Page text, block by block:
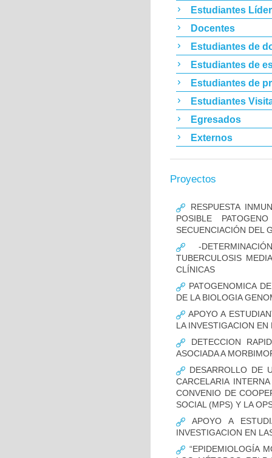
Estudiantes
Docentes
Estudiantes de
Estudiantes de
Estudiantes de
Estudiantes
Egresados
Externos
Proyectos
RESPUESTA
POSIBLE
SECUENCIACIÓN DEL
-
TUBERCULOSIS
CLÍNICAS
PATOGENOMICA
DE LA BIOLOGIA
APOYO A
LA INVESTIGACION EN
DETECCION
ASOCIADA A
DESARROLLO DE
CARCELARIA
CONVENIO DE
SOCIAL (MPS) Y LA
APOYO A
INVESTIGACION EN
“EPIDEMIOLOGÍA